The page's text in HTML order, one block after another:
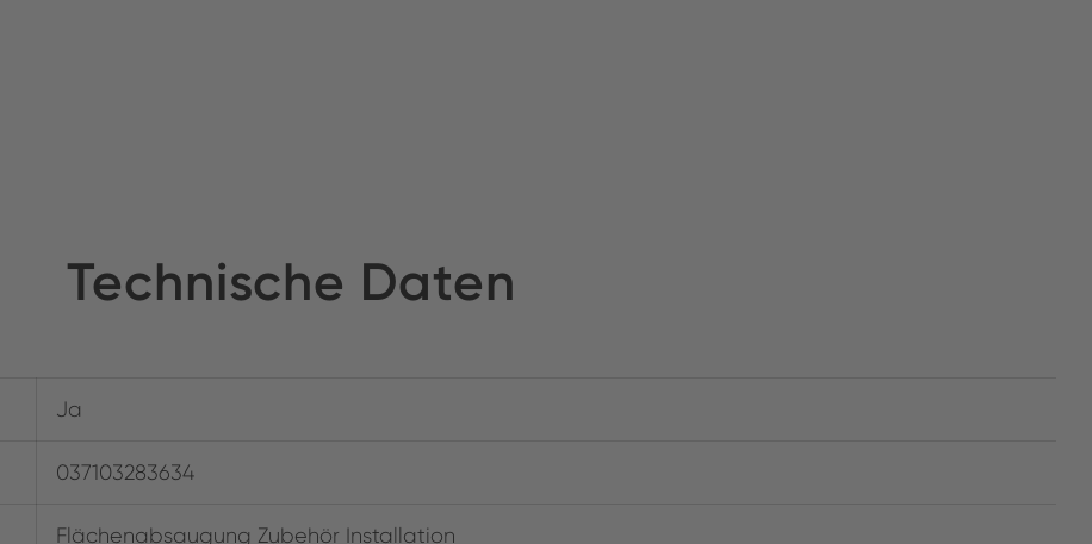
Technische Daten
Ja
037103283634
Flächenabsaugung Zubehör Installation